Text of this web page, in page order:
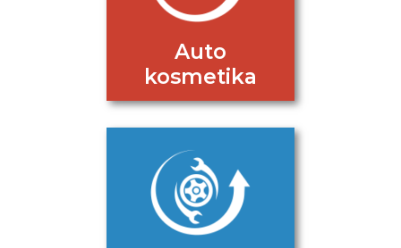
Auto
kosmetika